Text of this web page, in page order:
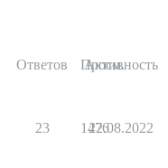
Ответов Просм.
Активность
23 1476
22.08.2022